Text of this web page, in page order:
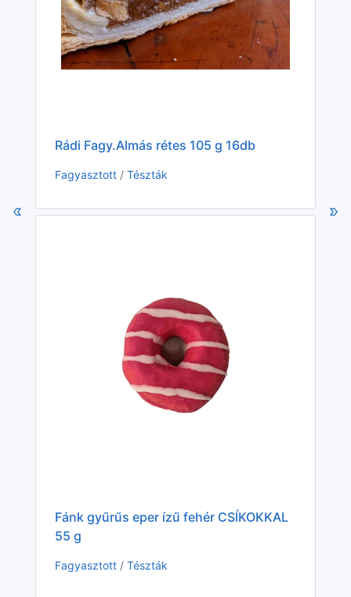
Rádi Fagy.Almás rétes 105 g 16db
Fagyasztott / Tészták
Fánk gyűrűs eper ízű fehér CSÍKOKKAL
55 g
Fagyasztott / Tészták